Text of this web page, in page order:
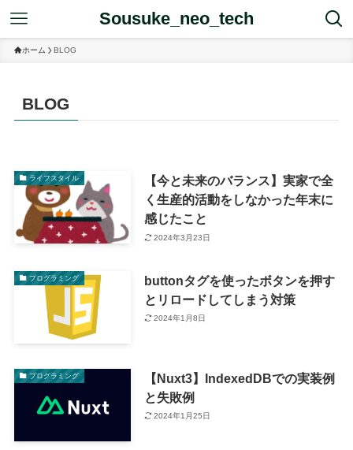
Sousuke_neo_tech
ホーム BLOG
BLOG
ライフスタイル
【今と未来のバランス】実家で全
く生産的活動をしなかった年末に
感じたこと
2024年3月23日
プログラミング
buttonタグを使ったボタンを押す
とリロードしてしまう対策
2024年1月8日
プログラミング
【Nuxt3】IndexedDBでの実装例
と失敗例
2024年1月25日